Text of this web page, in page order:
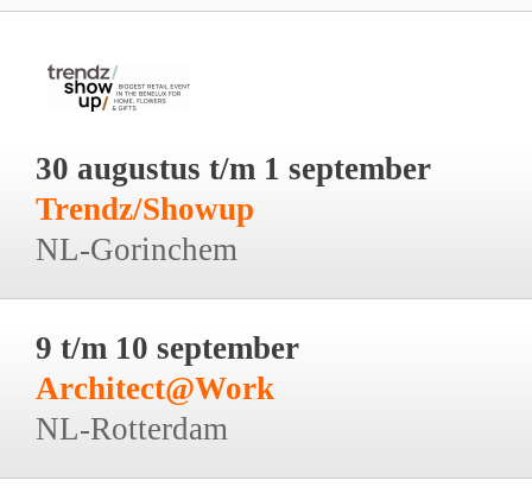
30 augustus t/m 1 september
Trendz/Showup
NL-Gorinchem
9 t/m 10 september
Architect@Work
NL-Rotterdam